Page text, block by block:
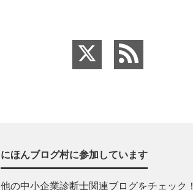
にほんブログ村に参加しています
他の中小企業診断士関連ブログをチェック！